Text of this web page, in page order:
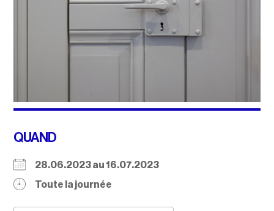
QUAND
28.06.2023 au 16.07.2023
Toute la journée